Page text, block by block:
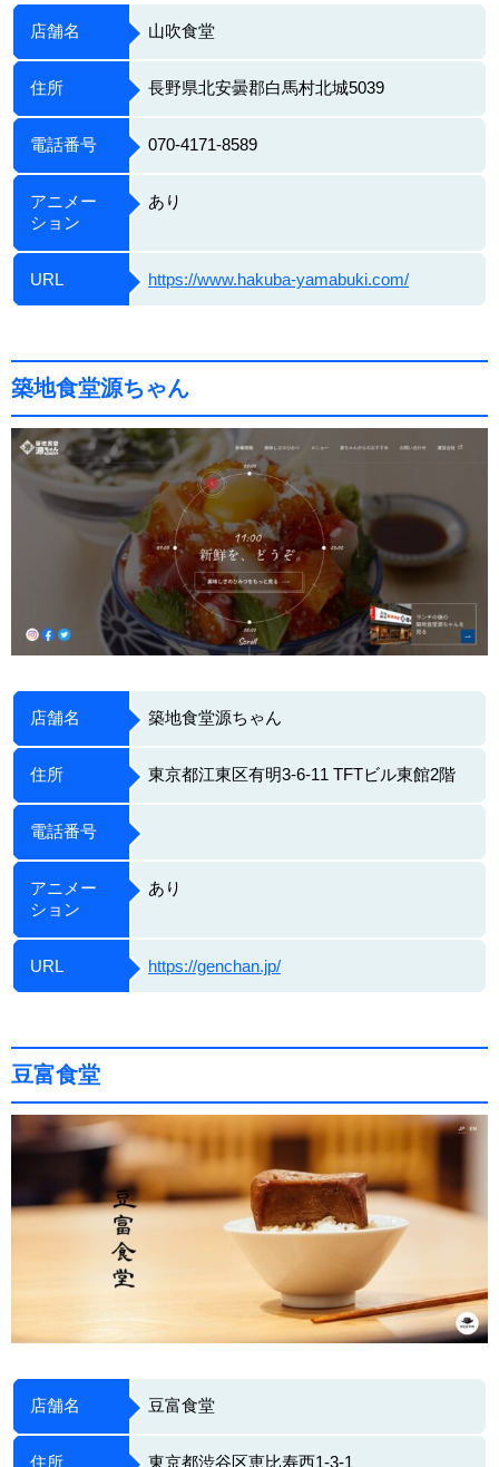
店舗名 山吹食堂
住所 長野県北安曇郡白馬村北城5039
電話番号 070-4171-8589
アニメー
ション
あり
URL https://www.hakuba-yamabuki.com/
築地食堂源ちゃん
店舗名 築地食堂源ちゃん
住所 東京都江東区有明3-6-11 TFTビル東館2階
電話番号
アニメー
ション
あり
URL https://genchan.jp/
豆富食堂
店舗名 豆富食堂
住所 東京都渋谷区恵比寿西1-3-1